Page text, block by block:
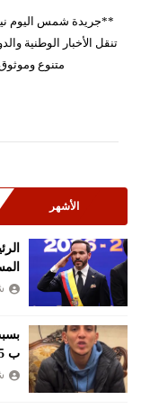
**جريدة شمس اليوم
تنقل الأخبار الوطنية
متنوع
الأشهر
ب 25 عامًا